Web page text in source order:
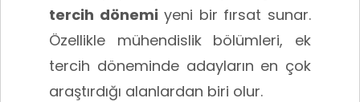
tercih dönemi yeni bir fırsat sunar.
Özellikle mühendislik bölümleri, ek
tercih döneminde adayların en çok
araştırdığı alanlardan biri olur.